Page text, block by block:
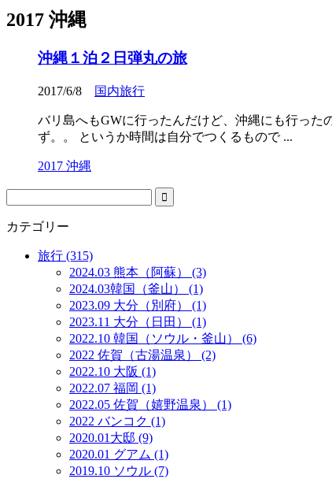
2017 沖縄
沖縄１泊２日弾丸の旅
2017/6/8 国内旅行
バリ島へもGWに行ったんだけど、沖縄にも行っ
ず。。 というか時間は自分でつくるもので ...
2017 沖縄
カテゴリー
旅行 (315)
2024.03 熊本（阿蘇） (3)
2024.03韓国（釜山） (1)
2023.09 大分（別府） (1)
2023.11 大分（日田） (1)
2022.10 韓国（ソウル・釜山） (6)
2022 佐賀（古湯温泉） (2)
2022.10 大阪 (1)
2022.07 福岡 (1)
2022.05 佐賀（嬉野温泉） (1)
2022 バンコク (1)
2020.01大邸 (9)
2020.01 グアム (1)
2019.10 ソウル (7)